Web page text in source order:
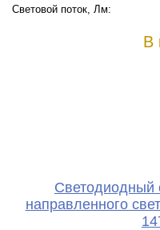
Световой поток, Лм:
В
Светодиодный
направленного